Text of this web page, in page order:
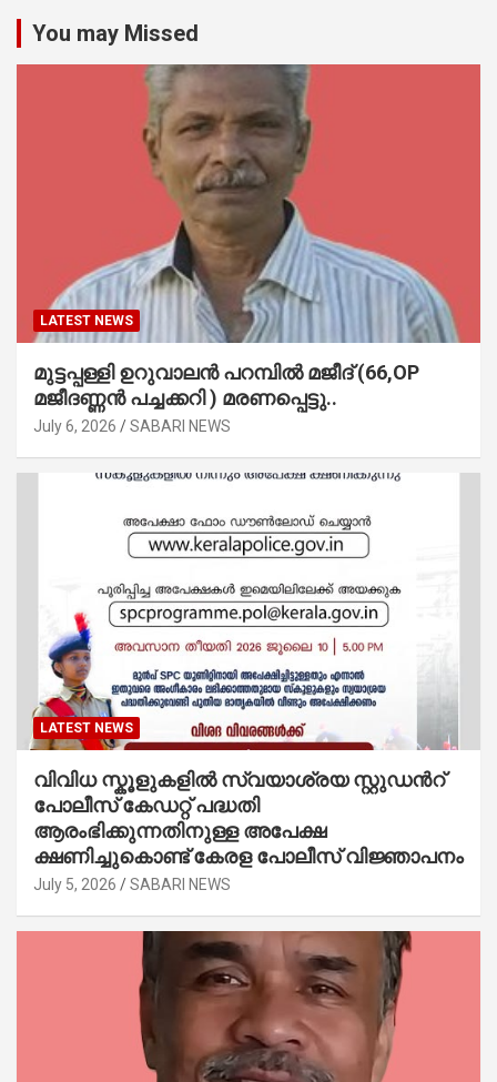
You may Missed
LATEST NEWS
മുട്ടപ്പള്ളി ഉറുവാലൻ പറമ്പിൽ മജീദ് (66,OP
മജീദണ്ണൻ പച്ചക്കറി ) മരണപ്പെട്ടു..
July 6, 2026 SABARI NEWS
LATEST NEWS
വിവിധ സ്കൂളുകളില്‍ സ്വയാശ്രയ സ്റ്റുഡന്‍റ്
പോലീസ് കേഡറ്റ് പദ്ധതി
ആരംഭിക്കുന്നതിനുള്ള അപേക്ഷ
ക്ഷണിച്ചുകൊണ്ട് കേരള പോലീസ് വിജ്ഞാപനം
July 5, 2026 SABARI NEWS